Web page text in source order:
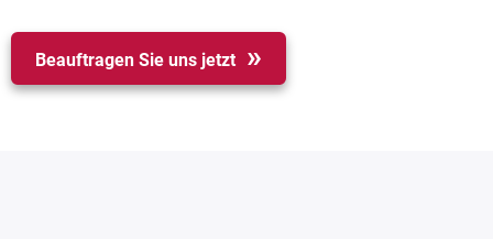
Beauftragen Sie uns jetzt